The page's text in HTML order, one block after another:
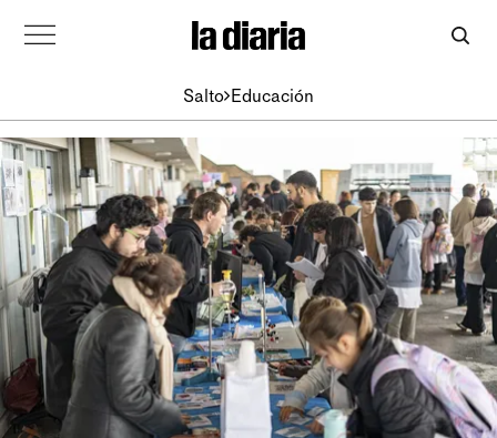
Salto Educación